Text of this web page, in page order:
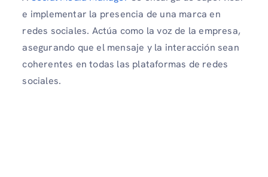
e implementar la presencia de una marca en
redes sociales. Actúa como la voz de la empresa,
asegurando que el mensaje y la interacción sean
coherentes en todas las plataformas de redes
sociales.